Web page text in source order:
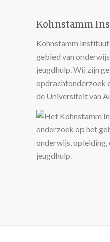
Kohnstamm
Kohnstamm Instituut
gebied van
jeugdhulp. Wij zijn
opdrachtonderzoek
de Universiteit van